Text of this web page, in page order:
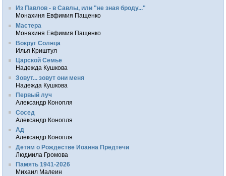
Из Павлов - в Савлы, или "не зная броду..."
Монахиня Евфимия Пащенко
Мастера
Монахиня Евфимия Пащенко
Вокруг Солнца
Илья Криштул
Царской Семье
Надежда Кушкова
Зовут... зовут они меня
Надежда Кушкова
Первый луч
Александр Конопля
Сосед
Александр Конопля
Ад
Александр Конопля
Детям о Рождестве Иоанна Предтечи
Людмила Громова
Память 1941-2026
Михаил Малеин